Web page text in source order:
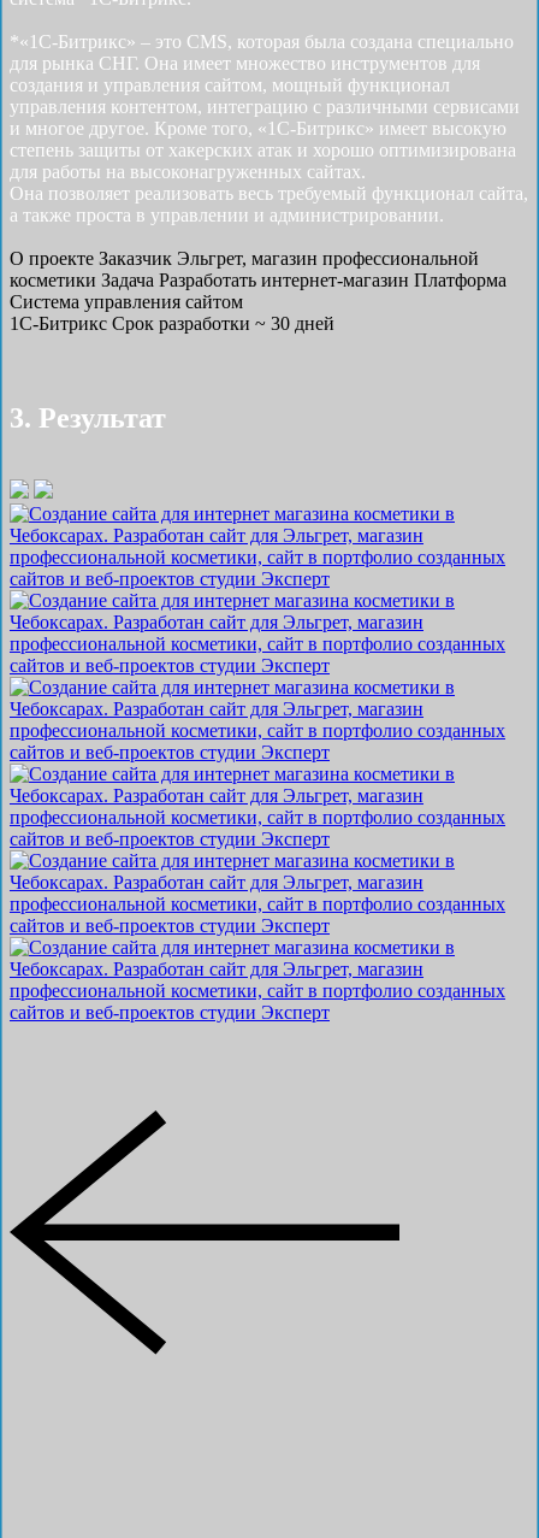
*«1С-Битрикс» – это CMS, которая была создана специально
для рынка СНГ. Она имеет множество инструментов для
создания и управления сайтом, мощный функционал
управления контентом, интеграцию с различными сервисами
и многое другое. Кроме того, «1С-Битрикс» имеет высокую
степень защиты от хакерских атак и хорошо оптимизирована
для работы на высоконагруженных сайтах.
Она позволяет реализовать весь требуемый функционал сайта,
а также проста в управлении и администрировании.
О проекте Заказчик Эльгрет, магазин профессиональной
косметики Задача Разработать интернет-магазин Платформа
Система управления сайтом
1С-Битрикс Срок разработки ~ 30 дней
3. Результат